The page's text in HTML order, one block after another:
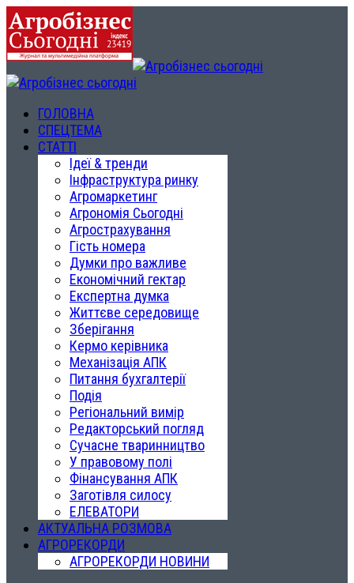
ГОЛОВНА
СПЕЦТЕМА
СТАТТІ
Ідеї & тренди
Інфраструктура ринку
Агромаркетинг
Агрономія Сьогодні
Агрострахування
Гість номера
Думки про важливе
Економічний гектар
Експертна думка
Життєве середовище
Зберігання
Кермо керівника
Механізація АПК
Питання бухгалтерії
Подія
Регіональний вимір
Редакторський погляд
Сучасне тваринництво
У правовому полі
Фінансування АПК
Заготівля силосу
ЕЛЕВАТОРИ
АКТУАЛЬНА РОЗМОВА
АГРОРЕКОРДИ
АГРОРЕКОРДИ НОВИНИ